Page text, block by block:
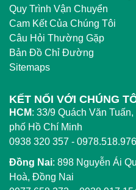
Quy Trình Vận Chuyển
Cam Kết Của Chúng Tôi
Câu Hỏi Thường Gặp
Bản Đồ Chỉ Đường
Sitemaps
KẾT NỐI VỚI CHÚNG
HCM: 33/9 Quách Văn
phố Hồ Chí Minh
0938 320 357 - 0978.518.976
Đồng Nai: 898 Nguyễn Ái
Hoà, Đồng Nai